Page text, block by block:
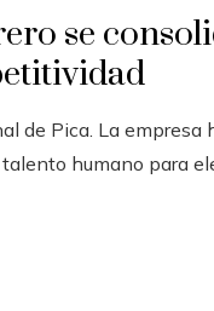
se
de Pica. La empresa
humano para